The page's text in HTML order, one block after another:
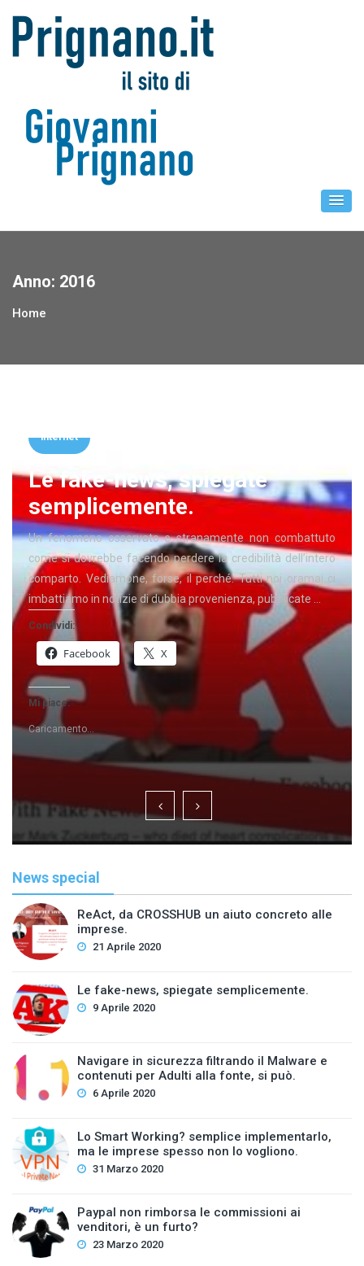
Anno: 2016
Home
internet
Le fake-news, spiegate
semplicemente.
Un fenomeno osservato e stranamente non combattuto
come si dovrebbe facendo perdere la credibilità dell’intero
comparto. Vediamone, forse, il perché. Tutti noi oramai ci
imbattiamo in notizie di dubbia provenienza, pubblicate …
Condividi:
Facebook X
Mi piace:
Caricamento...
News special
ReAct, da CROSSHUB un aiuto concreto alle
imprese.
21 Aprile 2020
Le fake-news, spiegate semplicemente.
9 Aprile 2020
Navigare in sicurezza filtrando il Malware e
contenuti per Adulti alla fonte, si può.
6 Aprile 2020
Lo Smart Working? semplice implementarlo,
ma le imprese spesso non lo vogliono.
31 Marzo 2020
Paypal non rimborsa le commissioni ai
venditori, è un furto?
23 Marzo 2020